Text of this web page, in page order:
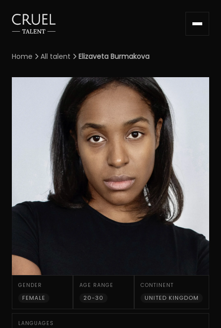
Home All talent Elizaveta Burmakova
GENDER
FEMALE
AGE RANGE
20-30
CONTINENT
UNITED KINGDOM
LANGUAGES